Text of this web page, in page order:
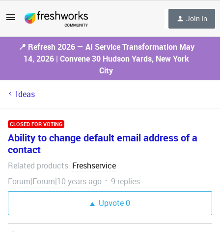
Join In
📍 Refresh 2026 — AI Service Transformation May
14, 2026 | Convene 30 Hudson Yards, New York
City
Ideas
CLOSED FOR VOTING
Ability to change default email address of a
contact
Related products: Freshservice
Forum|Forum|10 years ago
9 replies
Upvote0